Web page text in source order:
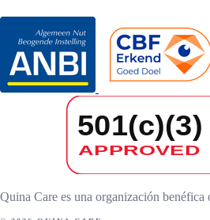
Quina Care es una organización